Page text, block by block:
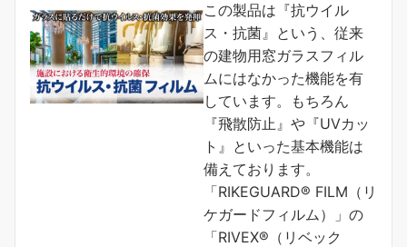
この製品は『抗ウイル
ス・抗菌』という、従来
の建物用窓ガラスフィル
ムにはなかった機能を有
しています。もちろん
『飛散防止』や『UVカッ
ト』といった基本機能は
備えております。
「RIKEGUARD® FILM（リ
ケガードフィルム）」の
「RIVEX®（リベック